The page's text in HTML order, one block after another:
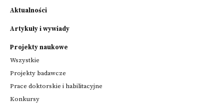
Aktualności
Artykuły i wywiady
Projekty naukowe
Wszystkie
Projekty badawcze
Prace doktorskie i habilitacyjne
Konkursy